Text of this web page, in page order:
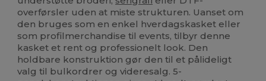
overførsler uden at miste strukturen. Uanset om
den bruges som en enkel hverdagskasket eller
som profilmerchandise til events, tilbyr denne
kasket et rent og professionelt look. Den
holdbare konstruktion gør den til et pålideligt
valg til bulkordrer og videresalg. 5-